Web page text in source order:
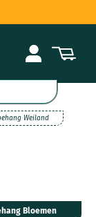
InloggenWinkelwagen
Weiland
Bloemen